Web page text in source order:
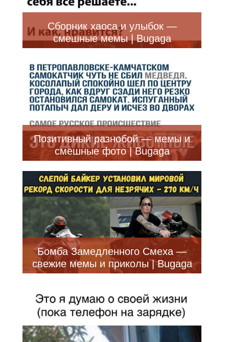
Сборник хаоса и улыбок —
смешные мемы | Bugaga
Позитивный разнобой — мемы и
смешные фото | Bugaga
Бомба Замедленного Смеха —
свежие мемы и приколы | Bugaga